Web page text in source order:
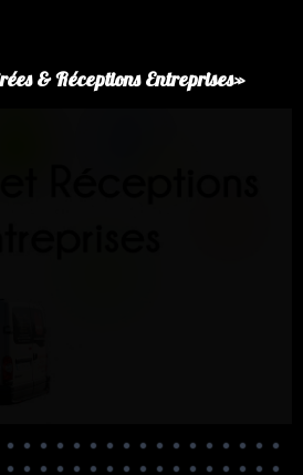
& Réceptions Entreprises»